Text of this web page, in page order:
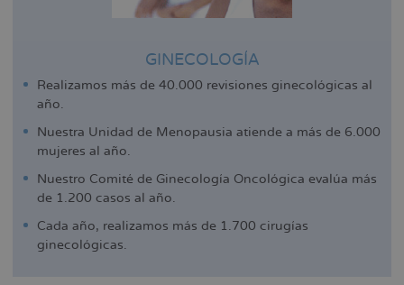
GINECOLOGÍA
Realizamos más de 40.000 revisiones ginecológicas al
año.
Nuestra Unidad de Menopausia atiende a más de 6.000
mujeres al año.
Nuestro Comité de Ginecología Oncológica evalúa más
de 1.200 casos al año.
Cada año, realizamos más de 1.700 cirugías
ginecológicas.